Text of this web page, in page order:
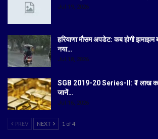
Jul 19, 2026
हरियाणा मौसम अपडेट: कब होगी झमाझम
नया…
Jul 18, 2026
SGB 2019-20 Series-II: ₹1 लाख का
जानें…
Jul 16, 2026
PREV NEXT 1 of 4